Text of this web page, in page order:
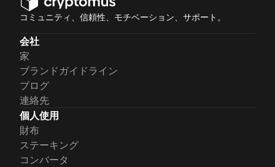
コミュニティ、信頼性、モチベーション、サポート。
会社
家
ブランドガイドライン
ブログ
連絡先
個人使用
財布
ステーキング
コンバータ